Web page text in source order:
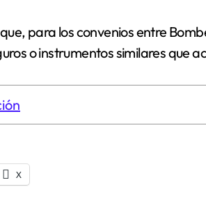
para los convenios entre
o instrumentos similares que
X